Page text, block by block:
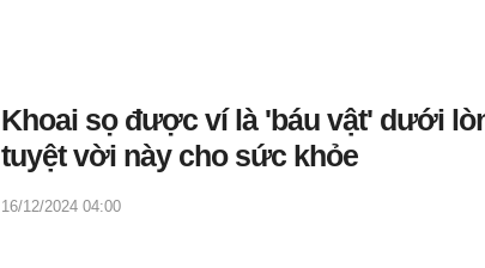
Khoai sọ được ví là 'báu vật' dưới
tuyệt vời này cho sức khỏe
16/12/2024 04:00